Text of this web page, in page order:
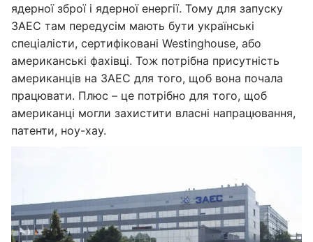
ядерної зброї і ядерної енергії. Тому для запуску
ЗАЕС там передусім мають бути українські
спеціалісти, сертифіковані Westinghouse, або
американські фахівці. Тож потрібна присутність
американців на ЗАЕС для того, щоб вона почала
працювати. Плюс – це потрібно для того, щоб
американці могли захистити власні напрацювання,
патенти, ноу-хау.